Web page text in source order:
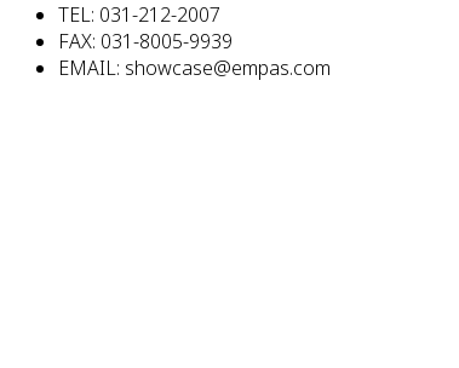
TEL: 031-212-2007
FAX: 031-8005-9939
EMAIL: showcase@empas.com